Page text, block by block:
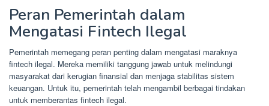
Peran Pemerintah dalam
Mengatasi Fintech Ilegal
Pemerintah memegang peran penting dalam mengatasi maraknya
fintech ilegal. Mereka memiliki tanggung jawab untuk melindungi
masyarakat dari kerugian finansial dan menjaga stabilitas sistem
keuangan. Untuk itu, pemerintah telah mengambil berbagai tindakan
untuk memberantas fintech ilegal.